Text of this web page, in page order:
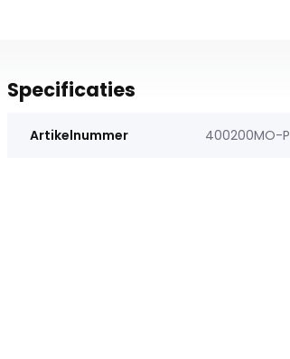
Specificaties
Artikelnummer 400200MO-P